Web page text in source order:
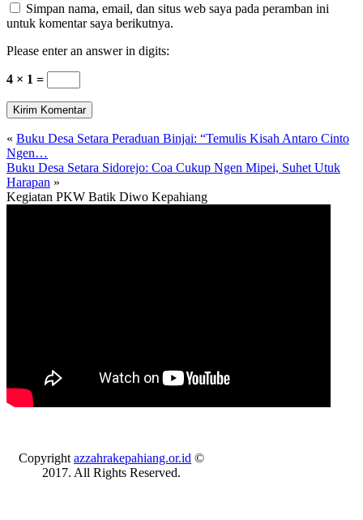
Simpan nama, email, dan situs web saya pada peramban ini
untuk komentar saya berikutnya.
Please enter an answer in digits:
4 × 1 =
« Buku Desa Setara Peraduan Binjai: “Temulis Kisah Antaro Cinto
Ngen…
Buku Desa Setara Sidorejo: Coa Cukup Ngen Mipei, Suhet Utuk
Harapan »
Kegiatan PKW Batik Diwo Kepahiang
Copyrightazzahrakepahiang.or.id ©
2017. All Rights Reserved.